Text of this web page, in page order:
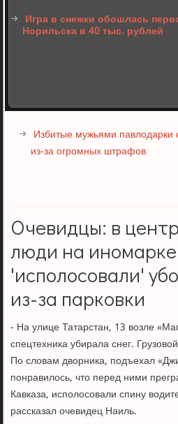
Игра в снежки обошлась
Норильска в 40 тыс. рублей
Избитые мужьями
из-за огромных штрафов
Очевидцы: в
люди на иномарке
'исполосовали'
из-за парковки
- На улице Татарстан, 13 возле
спецтехника убирала снег.
По словам дворника, подъехал
понравилось, что перед ними
Кавказа, исполосовали спину
рассказал очевидец Наиль.